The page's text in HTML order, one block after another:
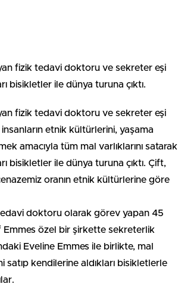
fizik tedavi doktoru ve sekreter eşi
bisikletler ile dünya turuna çıktı.
fizik tedavi doktoru ve sekreter eşi
etnik kültürlerini, yaşama
amacıyla tüm mal varlıklarını satarak
bisikletler ile dünya turuna çıktı. Çift,
oranın etnik kültürlerine göre
doktoru olarak görev yapan 45
Emmes özel bir şirkette sekreterlik
Eveline Emmes ile birlikte, mal
satıp kendilerine aldıkları bisikletlerle